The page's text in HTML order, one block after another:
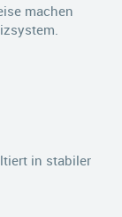
machen
in stabiler